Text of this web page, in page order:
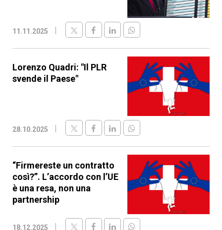
11.11.2025
Lorenzo Quadri: "Il PLR
svende il Paese"
28.10.2025
“Firmereste un contratto
così?”. L’accordo con l’UE
è una resa, non una
partnership
18.12.2025